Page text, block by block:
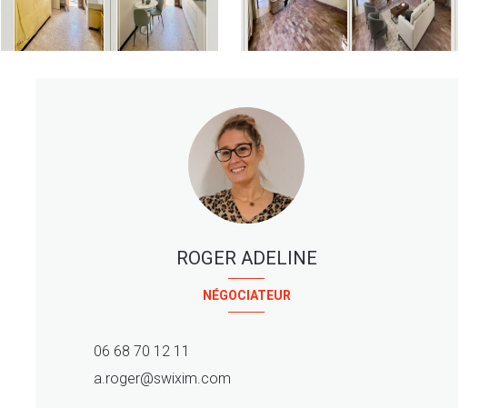
NÉGOCIATEUR
ROGER ADELINE
06 68 70 12 11
a.roger@swixim.com